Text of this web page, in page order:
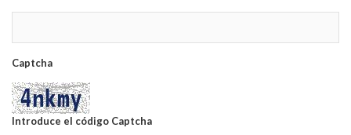
Captcha
Introduce el código Captcha